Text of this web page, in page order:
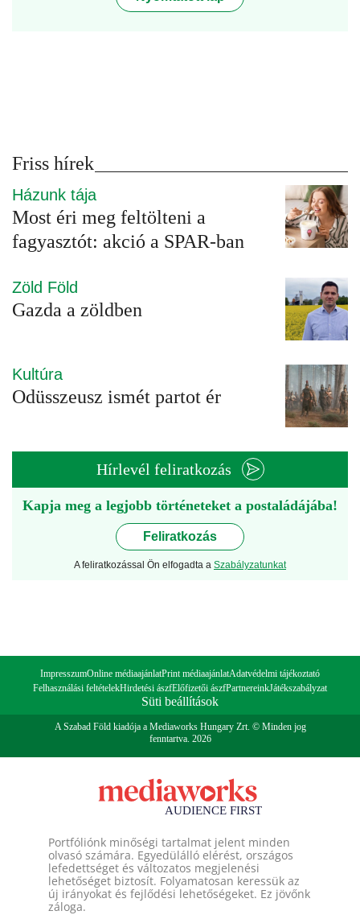
Friss hírek
Házunk tája
Most éri meg feltölteni a
fagyasztót: akció a SPAR-ban
Zöld Föld
Gazda a zöldben
Kultúra
Odüsszeusz ismét partot ér
Hírlevél feliratkozás
Kapja meg a legjobb történeteket a postaládájába!
Feliratkozás
A feliratkozással Ön elfogadta a Szabályzatunkat
ImpresszumOnline médiaajánlatPrint médiaajánlatAdatvédelmi tájékoztató
Felhasználási feltételekHirdetési ászfElőfizetői ászfPartnereinkJátékszabályzat
Süti beállítások
A Szabad Föld kiadója a Mediaworks Hungary Zrt. © Minden jog
fenntartva. 2026
Portfóliónk minőségi tartalmat jelent minden
olvasó számára. Egyedülálló elérést, országos
lefedettséget és változatos megjelenési
lehetőséget biztosít. Folyamatosan keressük az
új irányokat és fejlődési lehetőségeket. Ez jövőnk
záloga.